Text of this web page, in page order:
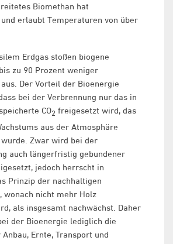
Biomethan hat
erlaubt Temperaturen von über
Erdgas stoßen biogene
zu 90 Prozent weniger
Der Vorteil der Bioenergie
bei der Verbrennung nur das in
CO2 freigesetzt wird, das
aus der Atmosphäre
Zwar wird bei der
auch längerfristig gebundener
jedoch herrscht in
Prinzip der nachhaltigen
wonach nicht mehr Holz
als insgesamt nachwächst. Daher
der Bioenergie lediglich die
Ernte, Transport und